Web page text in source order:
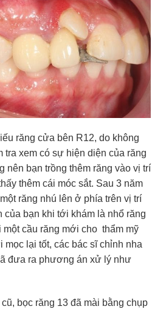
răng cửa bên R12, do không
tra xem có sự hiện diện của răng
nên bạn trồng thêm răng vào vị trí
thêm cái móc sắt. Sau 3 năm
răng nhú lên ở phía trên vị trí
của bạn khi tới khám là nhổ răng
một cầu răng mới cho thẩm mỹ
lại tốt, các bác sĩ chỉnh nha
đưa ra phương án xử lý như
bọc răng 13 đã mài bằng chụp